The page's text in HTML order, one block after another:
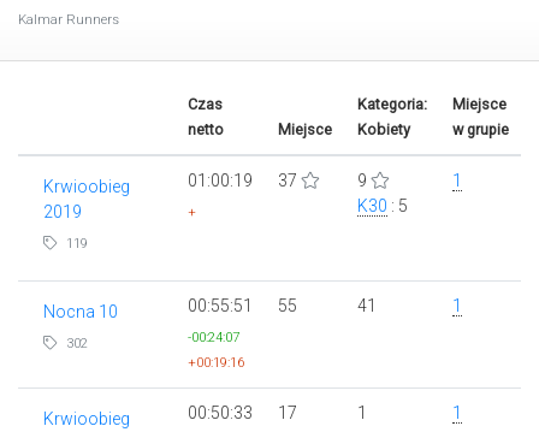
Kalmar Runners
Czas
netto
Miejsce
Kategoria:
Kobiety
Miejsce
w grupie
Krwioobieg
2019
119
01:00:19
+
37
9
K30 : 5
1
Nocna 10
302
00:55:51
-00:24:07
+00:19:16
55 41 1
Krwioobieg
00:50:33 17 1 1